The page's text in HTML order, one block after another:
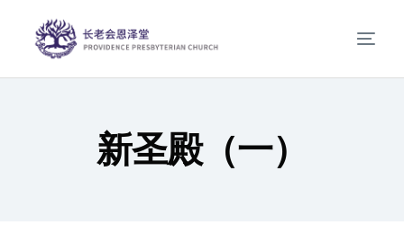
新圣殿（一）